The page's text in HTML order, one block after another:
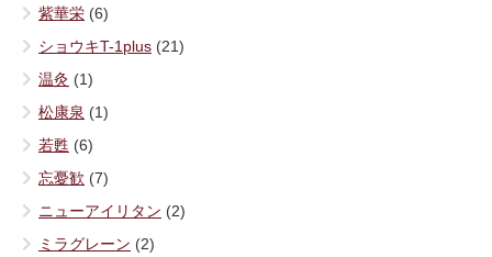
紫華栄 (6)
ショウキT-1plus (21)
温灸 (1)
松康泉 (1)
若甦 (6)
忘憂歓 (7)
ニューアイリタン (2)
ミラグレーン (2)